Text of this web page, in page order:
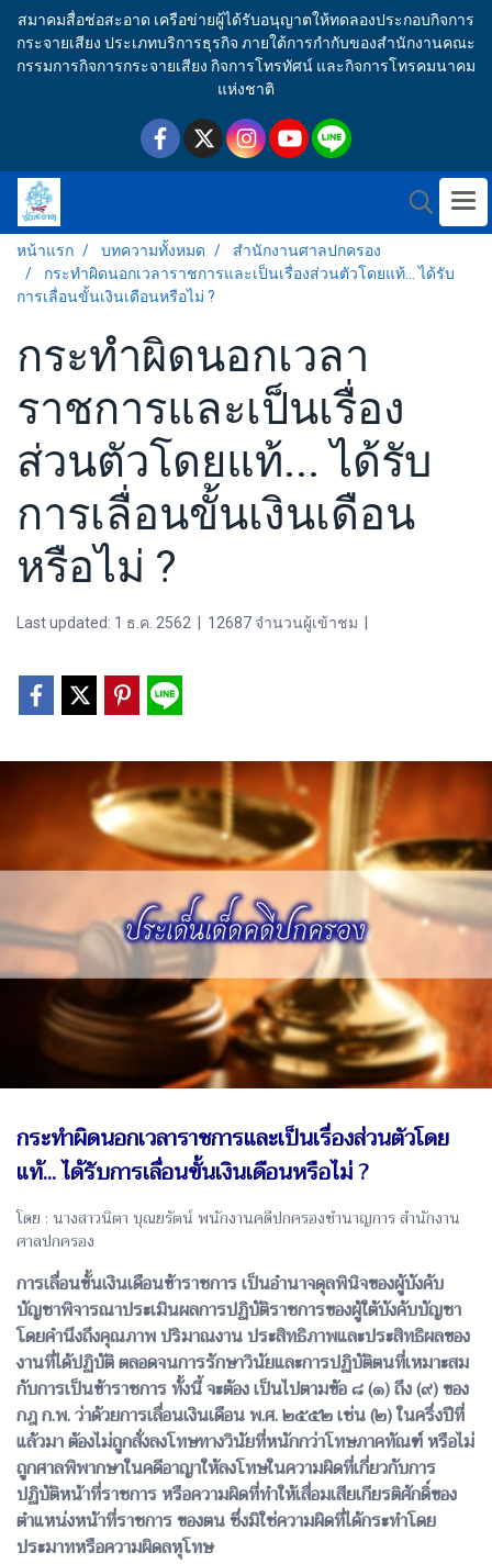
สมาคมสื่อช่อสะอาด เครือข่ายผู้ได้รับอนุญาตให้ทดลองประกอบกิจการ
กระจายเสียง ประเภทบริการธุรกิจ ภายใต้การกำกับของสำนักงานคณะ
กรรมการกิจการกระจายเสียง กิจการโทรทัศน์ และกิจการโทรคมนาคม
แห่งชาติ
หน้าแรก บทความทั้งหมด
สำนักงานศาลปกครอง
กระทำผิดนอกเวลาราชการและเป็นเรื่องส่วนตัวโดยแท้... ได้รับ
การเลื่อนขั้นเงินเดือนหรือไม่ ?
กระทำผิดนอกเวลา
ราชการและเป็นเรื่อง
ส่วนตัวโดยแท้... ได้รับ
การเลื่อนขั้นเงินเดือน
หรือไม่ ?
Last updated: 1 ธ.ค. 2562 12687 จำนวนผู้เข้าชม
กระทำผิดนอกเวลาราชการและเป็นเรื่องส่วนตัวโดย
แท้... ได้รับการเลื่อนขั้นเงินเดือนหรือไม่ ?
โดย : นางสาวนิตา บุณยรัตน์ พนักงานคดีปกครองชำนาญการ สำนักงาน
ศาลปกครอง
การเลื่อนขั้นเงินเดือนข้าราชการ เป็นอำนาจดุลพินิจของผู้บังคับ
บัญชาพิจารณาประเมินผลการปฏิบัติราชการของผู้ใต้บังคับบัญชา
โดยคำนึงถึงคุณภาพ ปริมาณงาน ประสิทธิภาพและประสิทธิผลของ
งานที่ได้ปฏิบัติ ตลอดจนการรักษาวินัยและการปฏิบัติตนที่เหมาะสม
กับการเป็นข้าราชการ ทั้งนี้ จะต้อง เป็นไปตามข้อ ๘ (๑) ถึง (๙) ของ
กฎ ก.พ. ว่าด้วยการเลื่อนเงินเดือน พ.ศ. ๒๕๕๒ เช่น (๒) ในครึ่งปีที่
แล้วมา ต้องไม่ถูกสั่งลงโทษทางวินัยที่หนักกว่าโทษภาคทัณฑ์ หรือไม่
ถูกศาลพิพากษาในคดีอาญาให้ลงโทษในความผิดที่เกี่ยวกับการ
ปฏิบัติหน้าที่ราชการ หรือความผิดที่ทำให้เสื่อมเสียเกียรติศักดิ์ของ
ตำแหน่งหน้าที่ราชการ ของตน ซึ่งมิใช่ความผิดที่ได้กระทำโดย
ประมาทหรือความผิดลหุโทษ